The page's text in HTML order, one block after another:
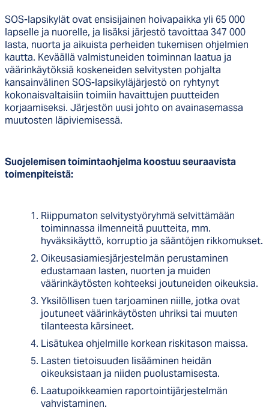
SOS-lapsikylät ovat ensisijainen hoivapaikka yli 65 000
lapselle ja nuorelle, ja lisäksi järjestö tavoittaa 347 000
lasta, nuorta ja aikuista perheiden tukemisen ohjelmien
kautta. Keväällä valmistuneiden toiminnan laatua ja
väärinkäytöksiä koskeneiden selvitysten pohjalta
kansainvälinen SOS-lapsikyläjärjestö on ryhtynyt
kokonaisvaltaisiin toimiin havaittujen puutteiden
korjaamiseksi. Järjestön uusi johto on avainasemassa
muutosten läpiviemisessä.
Suojelemisen toimintaohjelma koostuu seuraavista
toimenpiteistä:
Riippumaton selvitystyöryhmä selvittämään
toiminnassa ilmenneitä puutteita, mm.
hyväksikäyttö, korruptio ja sääntöjen rikkomukset.
Oikeusasiamiesjärjestelmän perustaminen
edustamaan lasten, nuorten ja muiden
väärinkäytösten kohteeksi joutuneiden oikeuksia.
Yksilöllisen tuen tarjoaminen niille, jotka ovat
joutuneet väärinkäytösten uhriksi tai muuten
tilanteesta kärsineet​.
Lisätukea ohjelmille korkean riskitason maissa.
Lasten tietoisuuden lisääminen heidän
oikeuksistaan​ ja niiden puolustamisesta.
Laatupoikkeamien raportointijärjestelmän
vahvistaminen.